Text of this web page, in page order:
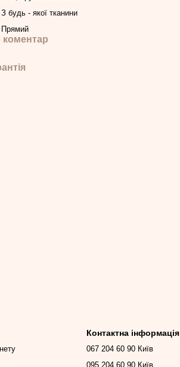
З будь - якої тканини
Прямий
коментар
Контактна інформація
067 204 60 90 Київ
095 204 60 90 Київ